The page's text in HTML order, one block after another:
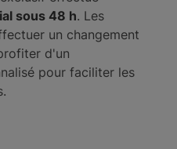
sous 48 h. Les
un changement
d'un
pour faciliter les